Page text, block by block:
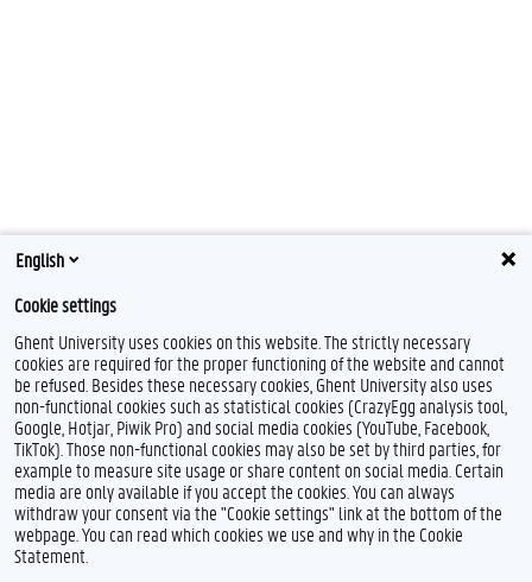
English
Cookie settings
Ghent University uses cookies on this website. The strictly necessary
cookies are required for the proper functioning of the website and cannot
be refused. Besides these necessary cookies, Ghent University also uses
non-functional cookies such as statistical cookies (CrazyEgg analysis tool,
Google, Hotjar, Piwik Pro) and social media cookies (YouTube, Facebook,
TikTok). Those non-functional cookies may also be set by third parties, for
example to measure site usage or share content on social media. Certain
media are only available if you accept the cookies. You can always
withdraw your consent via the "Cookie settings" link at the bottom of the
webpage. You can read which cookies we use and why in the Cookie
Statement.